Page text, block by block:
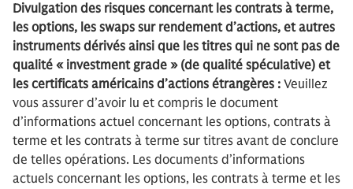
Divulgation des risques concernant les contrats à terme,
les options, les swaps sur rendement d’actions, et autres
instruments dérivés ainsi que les titres qui ne sont pas de
qualité « investment grade » (de qualité spéculative) et
les certificats américains d’actions étrangères : Veuillez
vous assurer d’avoir lu et compris le document
d’informations actuel concernant les options, contrats à
terme et les contrats à terme sur titres avant de conclure
de telles opérations. Les documents d’informations
actuels concernant les options, les contrats à terme et les